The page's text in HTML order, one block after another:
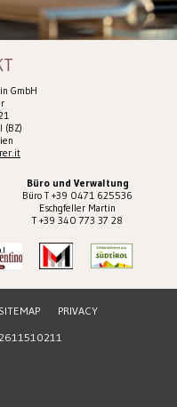
GmbH
(BZ)
Büro und Verwaltung
Büro T +39 0471 625536
Eschgfeller Martin
T +39 340 773 37 28
SITEMAP
PRIVACY